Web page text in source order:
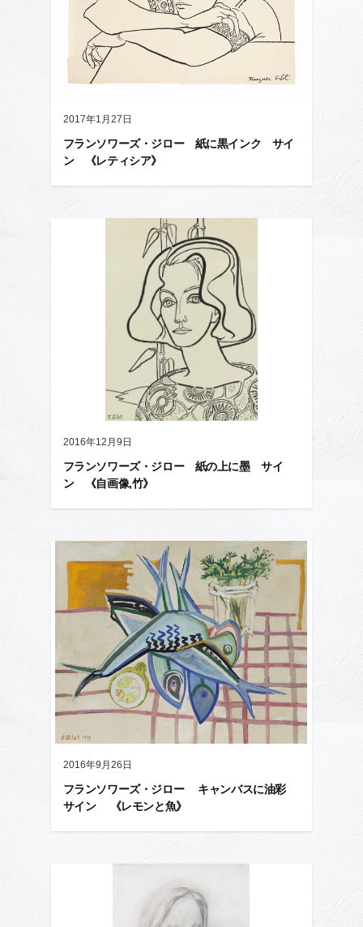
2017年1月27日
フランソワーズ・ジロー 紙に黒インク サイ
ン 《レティシア》
2016年12月9日
フランソワーズ・ジロー 紙の上に墨 サイ
ン 《自画像,竹》
2016年9月26日
フランソワーズ・ジロー キャンバスに油彩
サイン 《レモンと魚》